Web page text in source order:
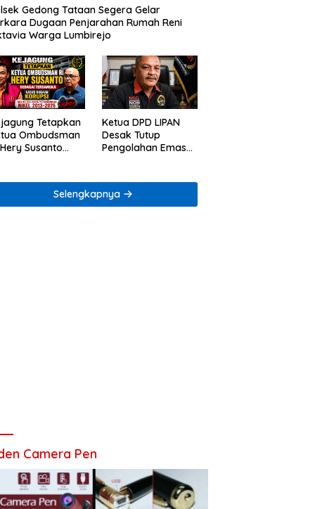
Gedong Tataan Segera Gelar
Dugaan Penjarahan Rumah Reni
Warga Lumbirejo
Tetapkan
Ombudsman
Susanto
Kelola
Nikel
Ketua DPD LIPAN
Desak Tutup
Pengolahan Emas
Selengkapnya
Camera Pen